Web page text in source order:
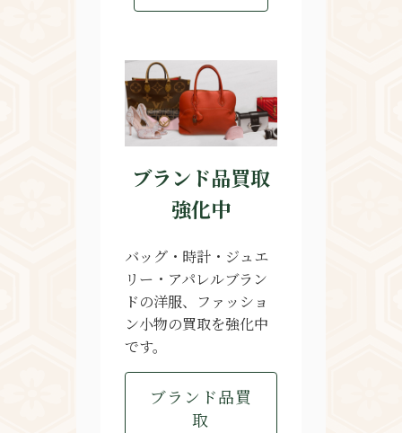
ブランド品買取
強化中
バッグ・時計・ジュエ
リー・アパレルブラン
ドの洋服、ファッショ
ン小物の買取を強化中
です。
ブランド品買
取